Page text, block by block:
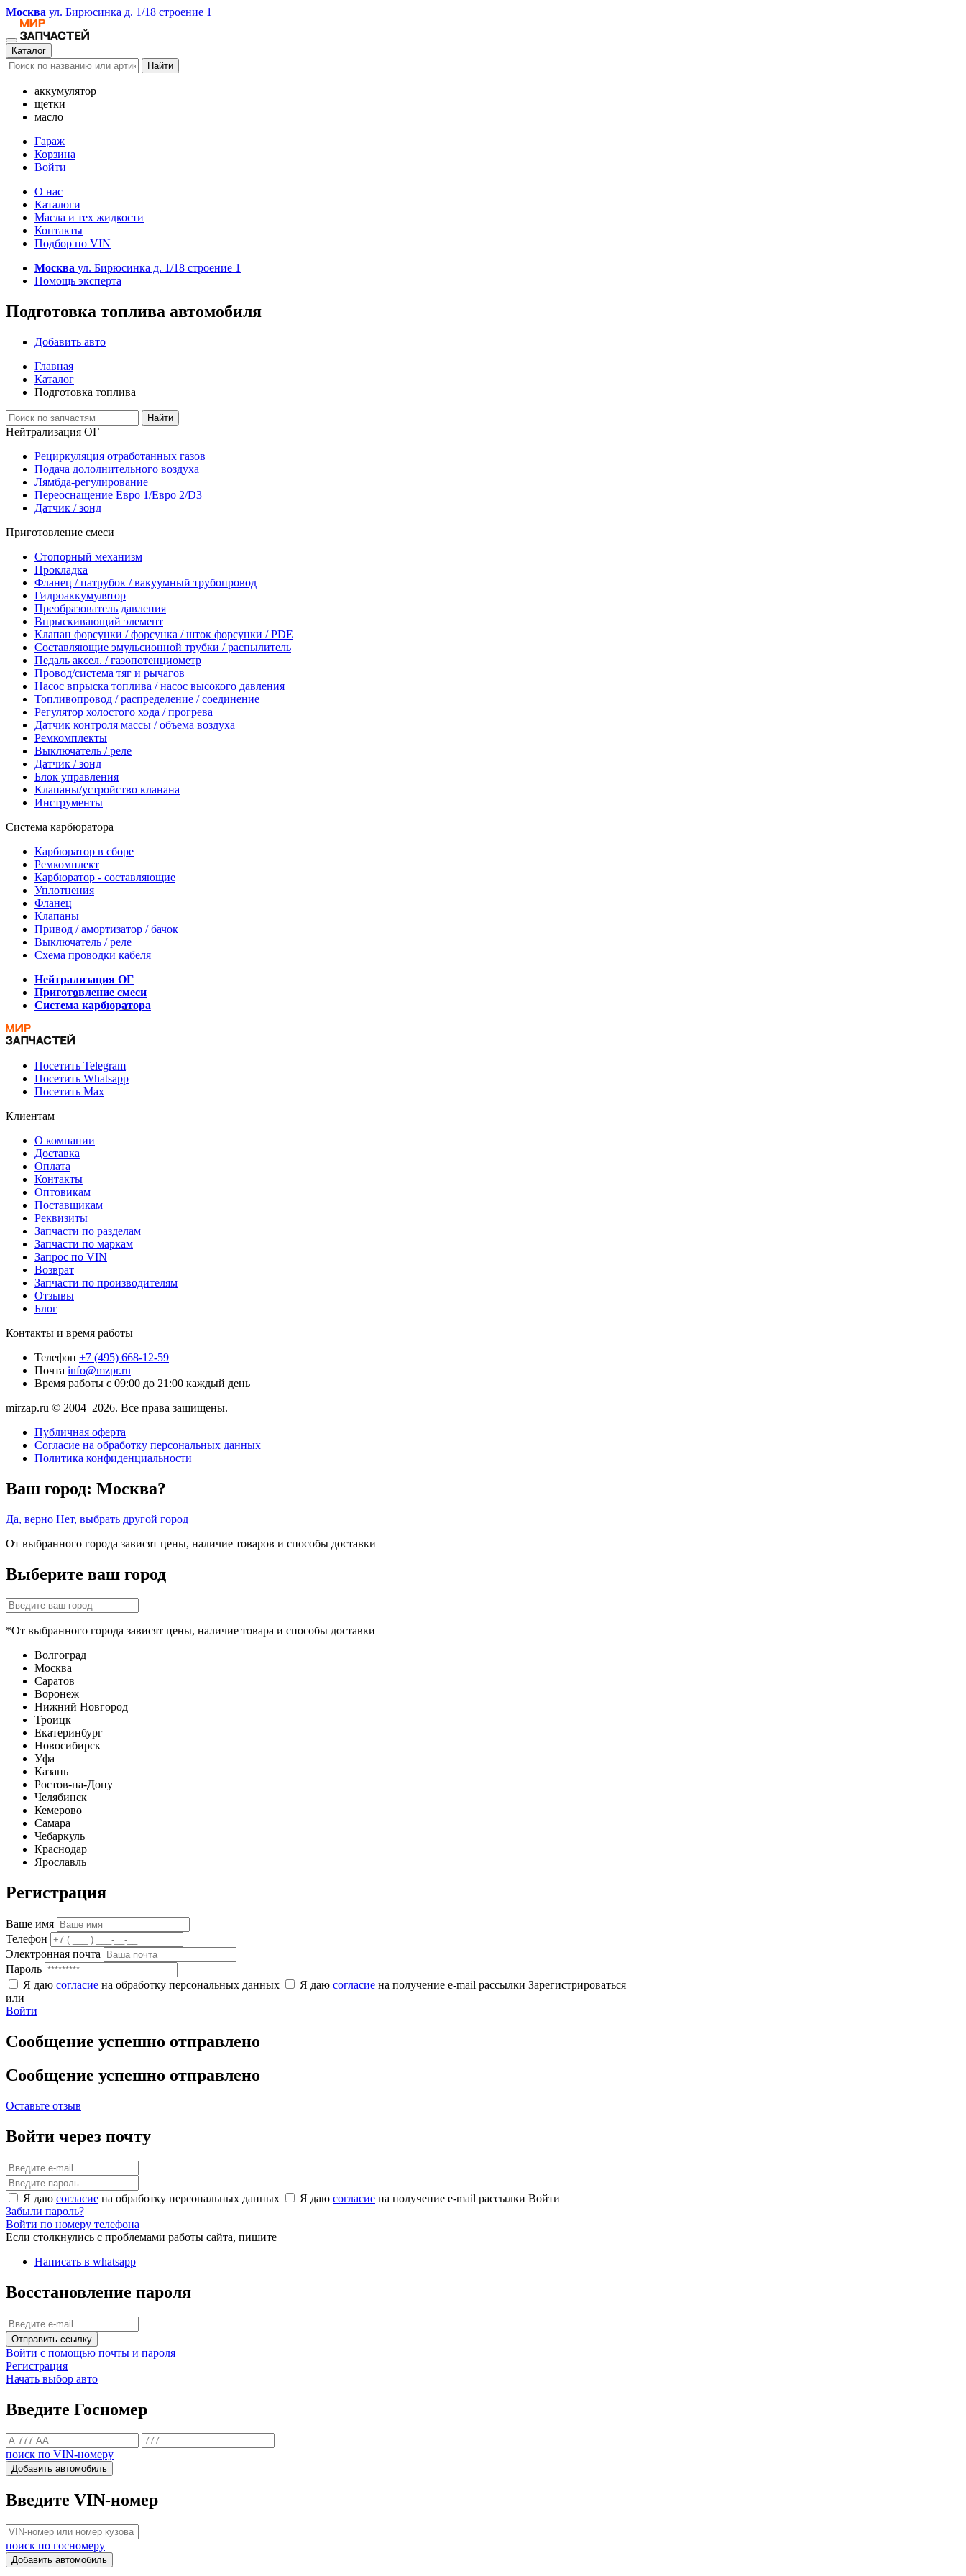
Москва ул. Бирюсинка д. 1/18 строение 1
Каталог
Найти
аккумулятор
щетки
масло
Гараж
Корзина
Войти
О нас
Каталоги
Масла и тех жидкости
Контакты
Подбор по VIN
Москва ул. Бирюсинка д. 1/18 строение 1
Помощь эксперта
Подготовка топлива автомобиля
Добавить авто
Главная
Каталог
Подготовка топлива
Найти
Нейтрализация ОГ
Рециркуляция отработанных газов
Подача дололнительного воздуха
Лямбда-регулирование
Переоснащение Евро 1/Евро 2/D3
Датчик / зонд
Приготовление смеси
Стопорный механизм
Прокладка
Фланец / патрубок / вакуумный трубопровод
Гидроаккумулятор
Преобразователь давления
Впрыскивающий элемент
Клапан форсунки / форсунка / шток форсунки / PDE
Составляющие эмульсионной трубки / распылитель
Педаль аксел. / газопотенциометр
Провод/система тяг и рычагов
Насос впрыска топлива / насос высокого давления
Топливопровод / распределение / соединение
Регулятор холостого хода / прогрева
Датчик контроля массы / объема воздуха
Ремкомплекты
Выключатель / реле
Датчик / зонд
Блок управления
Клапаны/устройство кланана
Инструменты
Система карбюратора
Карбюратор в сборе
Ремкомплект
Карбюратор - составляющие
Уплотнения
Фланец
Клапаны
Привод / амортизатор / бачок
Выключатель / реле
Схема проводки кабеля
Нейтрализация ОГ
Приготовление смеси
Система карбюратора
Посетить Telegram
Посетить Whatsapp
Посетить Max
Клиентам
О компании
Доставка
Оплата
Контакты
Оптовикам
Поставщикам
Реквизиты
Запчасти по разделам
Запчасти по маркам
Запрос по VIN
Возврат
Запчасти по производителям
Отзывы
Блог
Контакты и время работы
Телефон +7 (495) 668-12-59
Почта info@mzpr.ru
Время работы с 09:00 до 21:00 каждый день
mirzap.ru © 2004–2026. Все права защищены.
Публичная оферта
Согласие на обработку персональных данных
Политика конфиденциальности
Ваш город: Москва?
Да, верно Нет, выбрать другой город
От выбранного города зависят цены, наличие товаров и способы доставки
Выберите ваш город
*От выбранного города зависят цены, наличие товара и способы доставки
Волгоград
Москва
Саратов
Воронеж
Нижний Новгород
Троицк
Екатеринбург
Новосибирск
Уфа
Казань
Ростов-на-Дону
Челябинск
Кемерово
Самара
Чебаркуль
Краснодар
Ярославль
Регистрация
Ваше имя
Телефон
Электронная почта
Пароль
Я даю согласие на обработку персональных данных Я даю согласие на получение e-mail рассылки Зарегистрироваться
или
Войти
Сообщение успешно отправлено
Сообщение успешно отправлено
Оставьте отзыв
Войти через почту
Я даю согласие на обработку персональных данных Я даю согласие на получение e-mail рассылки Войти
Забыли пароль?
Войти по номеру телефона
Если столкнулись с проблемами работы сайта, пишите
Написать в whatsapp
Восстановление пароля
Отправить ссылку
Войти с помощью почты и пароля
Регистрация
Начать выбор авто
Введите Госномер
поиск по VIN-номеру
Добавить автомобиль
Введите VIN-номер
поиск по госномеру
Добавить автомобиль